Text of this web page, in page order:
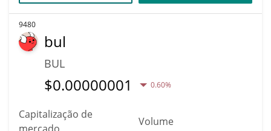
9480
bul
BUL
$0.00000001 0.60%
Capitalização de
Volume